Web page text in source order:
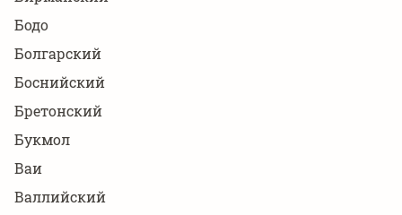
Бодо
Болгарский
Боснийский
Бретонский
Букмол
Ваи
Валлийский